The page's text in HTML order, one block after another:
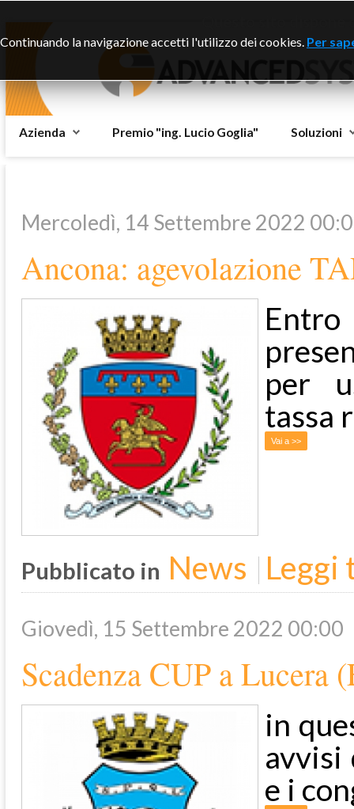
Azienda Premio "ing. Lucio Goglia" Soluzioni
Mercoledì, 14 Settembre 2022
Ancona: agevolazione
per
tassa
Vai a >>
Pubblicato in News Leggi
Giovedì, 15 Settembre 2022 00:00
Scadenza CUP a Lucera
in
avvisi
e i
Continuando la navigazione accetti l'utilizzo dei cookies. Per